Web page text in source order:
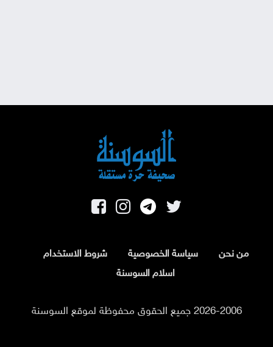
من نحن سياسة الخصوصية
شروط الاستخدام
اسلام السوسنة
2026-2006 جميع الحقوق محفوظة لموقع السوسنة